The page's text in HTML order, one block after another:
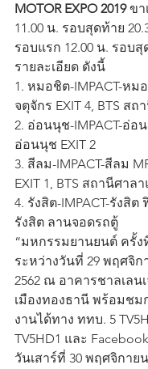
MOTOR EXPO 2019 ขา
11.00 น. รอบสุดท้าย
รอบแรก 12.00 น. รอบสุ
รายละเอียด ดังนี้
1. หมอชิต-IMPACT-หม
จตุจักร EXIT 4, BTS ส
2. อ่อนนุช-IMPACT-อ่อ
อ่อนนุช EXIT 2
3. สีลม-IMPACT-สีลม
EXIT 1, BTS สถานีศาลา
4. รังสิต-IMPACT-รังสิต
รังสิต ลานจอดรถตู้
“มหกรรมยานยนต์ ครั้ง
ระหว่างวันที่ 29 พฤศจิก
2562 ณ อาคารชาลเลน
เมืองทองธานี พร้อมช
งานได้ทาง ททบ. 5
TV5HD1 และ
วันเสาร์ที่ 30 พฤศจิกายน